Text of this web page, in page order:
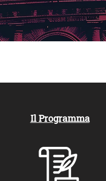
Il Programma​